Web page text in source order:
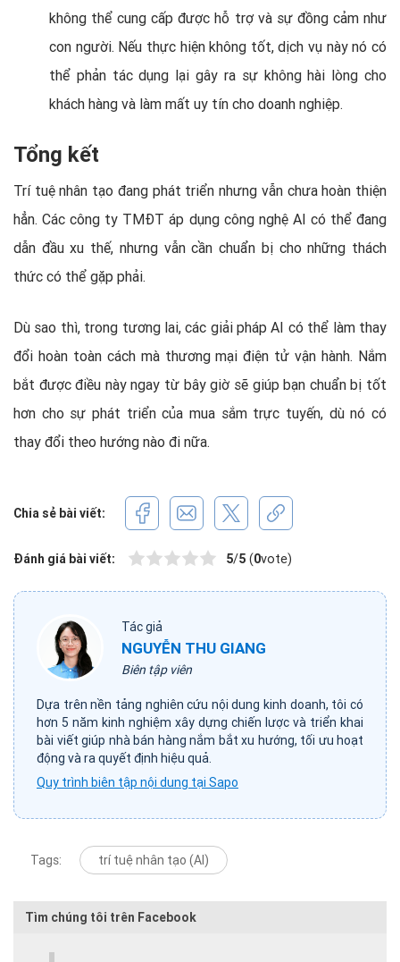
không thể cung cấp được hỗ trợ và sự đồng cảm như
con người. Nếu thực hiện không tốt, dịch vụ này nó có
thể phản tác dụng lại gây ra sự không hài lòng cho
khách hàng và làm mất uy tín cho doanh nghiệp.
Tổng kết
Trí tuệ nhân tạo đang phát triển nhưng vẫn chưa hoàn thiện
hẳn. Các công ty TMĐT áp dụng công nghệ AI có thể đang
dẫn đầu xu thế, nhưng vẫn cần chuẩn bị cho những thách
thức có thể gặp phải.
Dù sao thì, trong tương lai, các giải pháp AI có thể làm thay
đổi hoàn toàn cách mà thương mại điện tử vận hành. Nắm
bắt được điều này ngay từ bây giờ sẽ giúp bạn chuẩn bị tốt
hơn cho sự phát triển của mua sắm trực tuyến, dù nó có
thay đổi theo hướng nào đi nữa.
Chia sẻ bài viết:
Đánh giá bài viết: 5/5 (0vote)
Tác giả
NGUYỄN THU GIANG
Biên tập viên
Dựa trên nền tảng nghiên cứu nội dung kinh doanh, tôi có
hơn 5 năm kinh nghiệm xây dựng chiến lược và triển khai
bài viết giúp nhà bán hàng nắm bắt xu hướng, tối ưu hoạt
động và ra quyết định hiệu quả.
Quy trình biên tập nội dung tại Sapo
Tags: trí tuệ nhân tạo (AI)
Tìm chúng tôi trên Facebook